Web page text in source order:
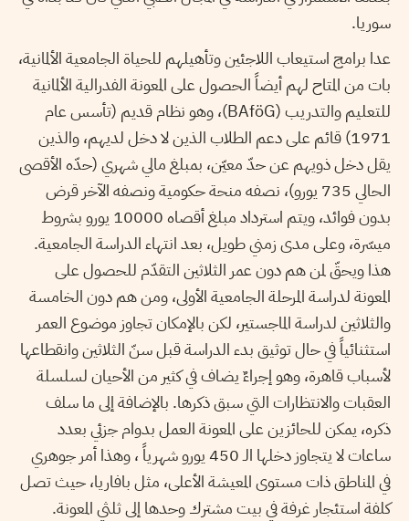
سوريا.
عدا برامج استيعاب اللاجئين وتأهيلهم للحياة الجامعية الألمانية،
بات من المتاح لهم أيضاً الحصول على المعونة الفدرالية الألمانية
للتعليم والتدريب (BAföG)، وهو نظام قديم (تأسس عام
1971) قائم على دعم الطلاب الذين لا دخل لديهم، والذين
يقل دخل ذويهم عن حدّ معيّن، بمبلغ مالي شهري (حدّه الأقصى
الحالي 735 يورو)، نصفه منحة حكومية ونصفه الآخر قرض
بدون فوائد، ويتم استرداد مبلغ أقصاه 10000 يورو بشروط
ميسّرة، وعلى مدى زمني طويل، بعد انتهاء الدراسة الجامعية.
هذا ويحقّ لمن هم دون عمر الثلاثين التقدّم للحصول على
المعونة لدراسة المرحلة الجامعية الأولى، ومن هم دون الخامسة
والثلاثين لدراسة الماجستير، لكن بالإمكان تجاوز موضوع العمر
استثنائياً في حال توثيق بدء الدراسة قبل سنّ الثلاثين وانقطاعها
لأسباب قاهرة، وهو إجراءٌ يضاف في كثير من الأحيان لسلسلة
العقبات والانتظارات التي سبق ذكرها. بالإضافة إلى ما سلف
ذكره، يمكن للحائزين على المعونة العمل بدوام جزئي بعدد
ساعات لا يتجاوز دخلها الـ 450 يورو شهرياً ، وهذا أمر جوهري
في المناطق ذات مستوى المعيشة الأعلى، مثل بافاريا، حيث تصل
كلفة استئجار غرفة في بيت مشترك وحدها إلى ثلثي المعونة.